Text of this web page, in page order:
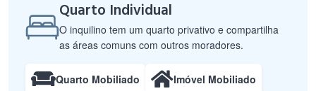
Quarto Individual
O inquilino tem um quarto privativo e compartilha
as áreas comuns com outros moradores.
Quarto Mobiliado Imóvel Mobiliado